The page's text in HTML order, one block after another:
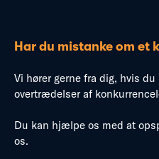
Har du mistanke om et
Vi hører gerne fra dig, hvis
overtrædelser af
Du kan hjælpe os med at
os.